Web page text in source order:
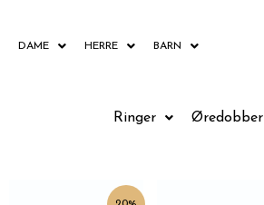
DAME HERRE BARN
Ringer Øredobber